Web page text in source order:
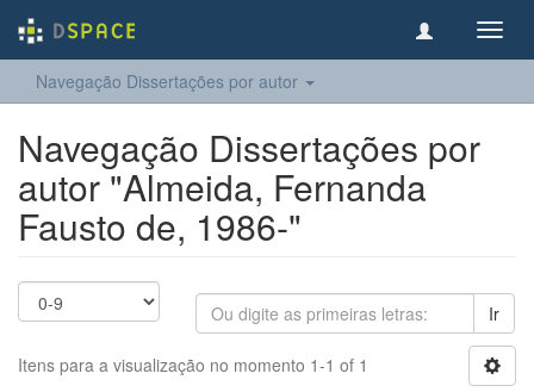
Navegação Dissertações por autor
Navegação Dissertações por
autor "Almeida, Fernanda
Fausto de, 1986-"
Ir
Itens para a visualização no momento 1-1 of 1